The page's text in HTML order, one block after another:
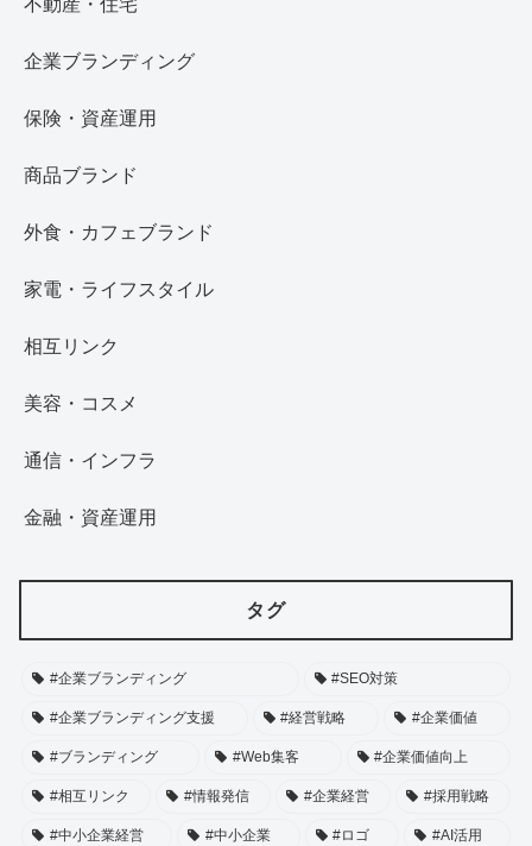
企業ブランディング
保険・資産運用
商品ブランド
外食・カフェブランド
家電・ライフスタイル
相互リンク
美容・コスメ
通信・インフラ
金融・資産運用
タグ
#企業ブランディング #SEO対策
#企業ブランディング支援 #経営戦略 #企業価値
#ブランディング #Web集客 #企業価値向上
#相互リンク #情報発信 #企業経営 #採用戦略
#中小企業経営 #中小企業 #ロゴ #AI活用